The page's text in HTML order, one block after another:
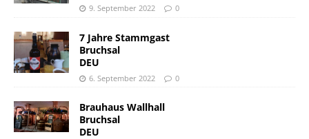
9. September 2022 0
7 Jahre Stammgast
Bruchsal
DEU
6. September 2022 0
Brauhaus Wallhall
Bruchsal
DEU